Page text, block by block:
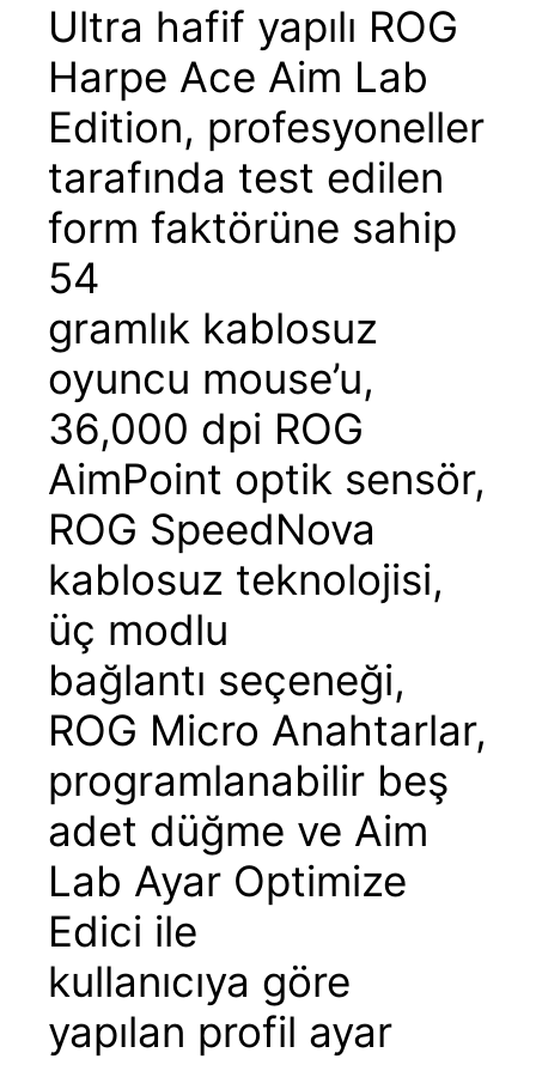
Ultra hafif yapılı ROG
Harpe Ace Aim Lab
Edition, profesyoneller
tarafında test edilen
form faktörüne sahip
54
gramlık kablosuz
oyuncu mouse’u,
36,000 dpi ROG
AimPoint optik sensör,
ROG SpeedNova
kablosuz teknolojisi,
üç modlu
bağlantı seçeneği,
ROG Micro Anahtarlar,
programlanabilir beş
adet düğme ve Aim
Lab Ayar Optimize
Edici ile
kullanıcıya göre
yapılan profil ayar